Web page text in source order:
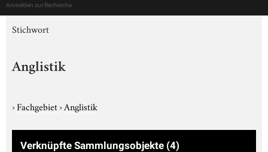
Anmelden zur Recherche
Stichwort
Anglistik
›Fachgebiet›Anglistik
Verknüpfte Sammlungsobjekte (4)